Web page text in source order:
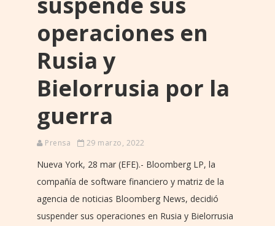
operaciones en
Rusia y
Bielorrusia por la
guerra
Prensa 29 marzo, 2022
Nueva York, 28 mar (EFE).- Bloomberg LP, la
compañía de software financiero y matriz de la
agencia de noticias Bloomberg News, decidió
suspender sus operaciones en Rusia y Bielorrusia